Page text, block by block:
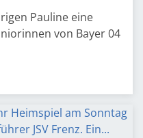
Pauline eine
von Bayer 04